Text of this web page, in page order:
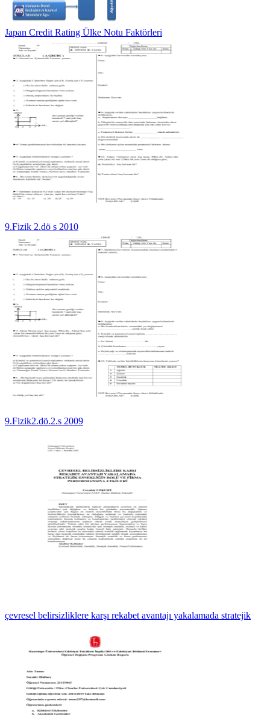
Japan Credit Rating Ülke Notu Faktörleri
9.Fizik 2.dö s 2010
9.Fizik2.dö.2.s 2009
çevresel belirsizliklere karşı rekabet avantajı yakalamada stratejik